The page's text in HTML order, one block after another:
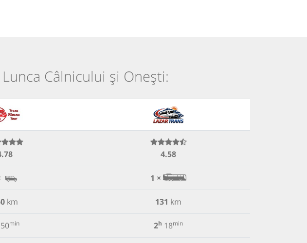
Câlnicului și Onești:
4.58
1 ×
km 131 km
50min 2h 18min